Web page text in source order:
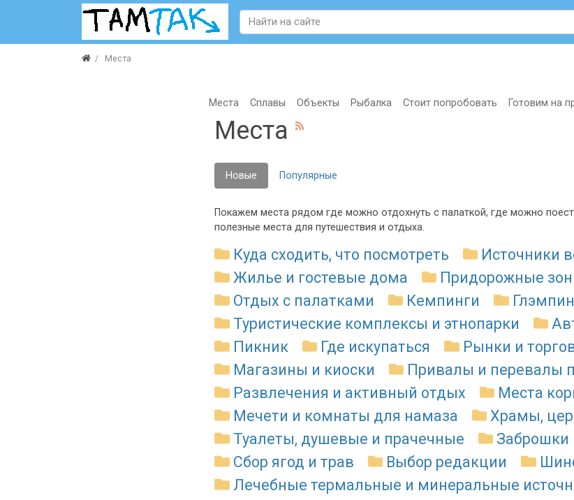
Места
Места Сплавы Объекты Рыбалка Стоит попробовать Готовим на
Места
Новые Популярные
Покажем места рядом где можно отдохнуть с палаткой, где можно
полезные места для путешествия и отдыха.
Куда сходить, что посмотреть Источники
Жилье и гостевые дома
Придорожные
Отдых с палатками
Кемпинги
Туристические комплексы и этнопарки
Пикник
Где искупаться
Рынки и
Магазины и киоски
Привалы и перевалы
Развлечения и активный отдых
Места
Мечети и комнаты для намаза
Храмы,
Туалеты, душевые и прачечные
Заброшки
Сбор ягод и трав
Выбор редакции
Лечебные термальные и минеральные